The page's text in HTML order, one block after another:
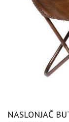
NASLONJAČ